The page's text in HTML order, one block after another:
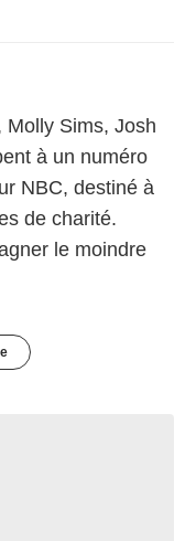
Molly Sims, Josh
à un numéro
NBC, destiné à
de charité.
le moindre